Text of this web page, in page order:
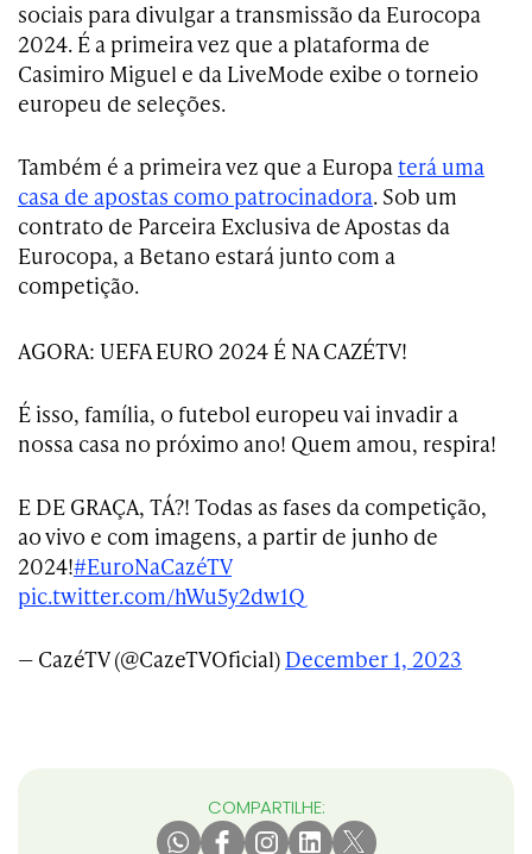
sociais para divulgar a transmissão da Eurocopa
2024. É a primeira vez que a plataforma de
Casimiro Miguel e da LiveMode exibe o torneio
europeu de seleções.
Também é a primeira vez que a Europa terá uma
casa de apostas como patrocinadora. Sob um
contrato de Parceira Exclusiva de Apostas da
Eurocopa, a Betano estará junto com a
competição.
AGORA: UEFA EURO 2024 É NA CAZÉTV!
É isso, família, o futebol europeu vai invadir a
nossa casa no próximo ano! Quem amou, respira!
E DE GRAÇA, TÁ?! Todas as fases da competição,
ao vivo e com imagens, a partir de junho de
2024!#EuroNaCazéTV
pic.twitter.com/hWu5y2dw1Q
— CazéTV (@CazeTVOficial) December 1, 2023
COMPARTILHE: